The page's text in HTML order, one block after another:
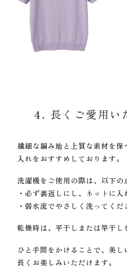
4. 長くご愛用い
繊細な編み地と上質な素材を
入れをおすすめしております。
洗濯機をご使用の際は、以下の
・必ず裏返しにし、ネットに入
・弱水流でやさしく洗ってくだ
乾燥時は、平干しまたは竿干し
ひと手間をかけることで、美
長くお楽しみいただけます。